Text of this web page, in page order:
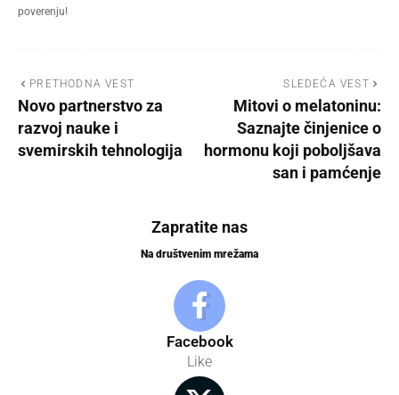
poverenju!
PRETHODNA VEST
Novo partnerstvo za
razvoj nauke i
svemirskih tehnologija
SLEDEĆA VEST
Mitovi o melatoninu:
Saznajte činjenice o
hormonu koji poboljšava
san i pamćenje
Zapratite nas
Na društvenim mrežama
Facebook
Like